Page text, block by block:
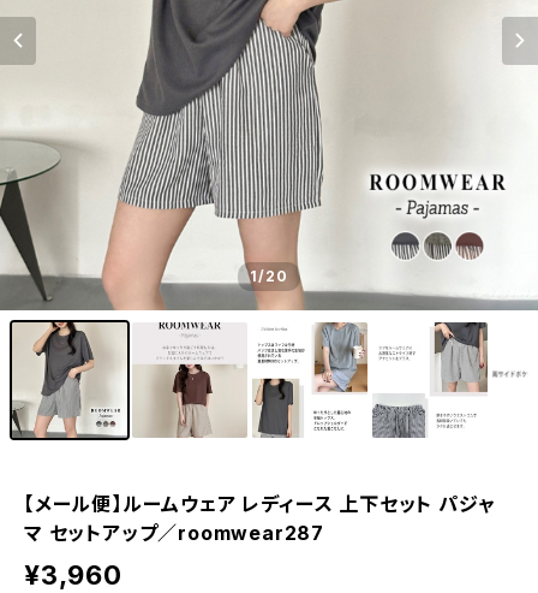
1/20
【メール便】ルームウェア レディース 上下セット パジャ
マ セットアップ／roomwear287
¥3,960